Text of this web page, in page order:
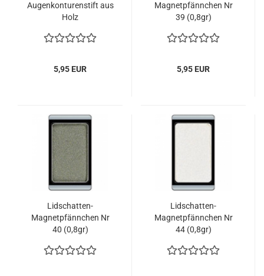
Augenkonturenstift aus
Holz
5,95 EUR
Magnetpfännchen Nr
39 (0,8gr)
5,95 EUR
Lidschatten-
Magnetpfännchen Nr
40 (0,8gr)
Lidschatten-
Magnetpfännchen Nr
44 (0,8gr)